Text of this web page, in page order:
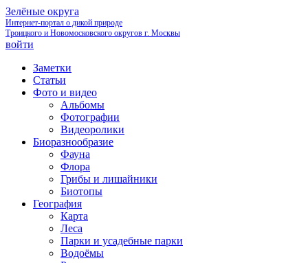
Зелёные округа
Интернет-портал о дикой природе
Троицкого и Новомосковского округов г. Москвы
войти
Заметки
Статьи
Фото и видео
Альбомы
Фотографии
Видеоролики
Биоразнообразие
Фауна
Флора
Грибы и лишайники
Биотопы
География
Карта
Леса
Парки и усадебные парки
Водоёмы